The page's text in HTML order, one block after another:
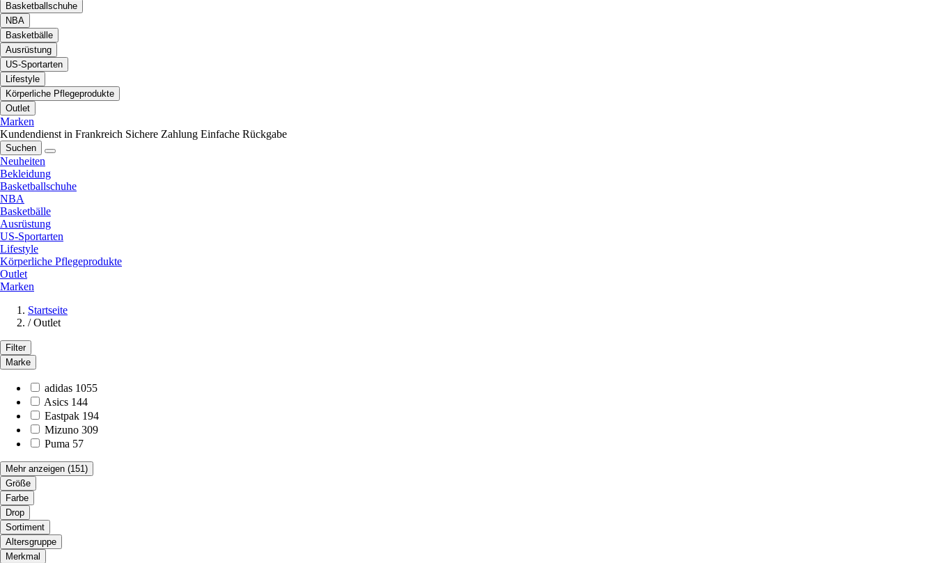
Basketballschuhe
NBA
Basketbälle
Ausrüstung
US-Sportarten
Lifestyle
Körperliche Pflegeprodukte
Outlet
Marken
Kundendienst in Frankreich Sichere Zahlung Einfache Rückgabe
Suchen
Neuheiten
Bekleidung
Basketballschuhe
NBA
Basketbälle
Ausrüstung
US-Sportarten
Lifestyle
Körperliche Pflegeprodukte
Outlet
Marken
Startseite
/ Outlet
Filter
Marke
adidas 1055
Asics 144
Eastpak 194
Mizuno 309
Puma 57
Mehr anzeigen (151)
Größe
Farbe
Drop
Sortiment
Altersgruppe
Merkmal